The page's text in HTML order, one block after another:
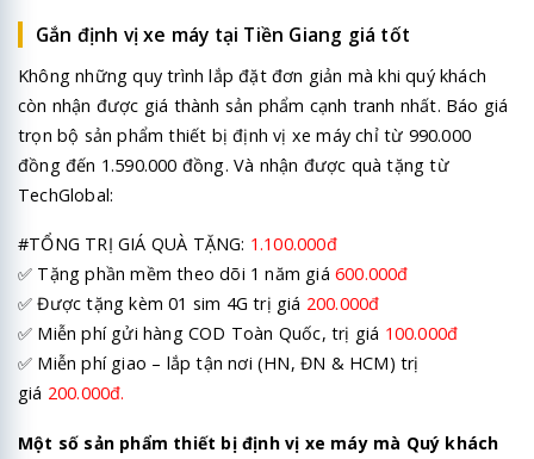
Gắn định vị xe máy tại Tiền Giang giá tốt
Không những quy trình lắp đặt đơn giản mà khi quý khách
còn nhận được giá thành sản phẩm cạnh tranh nhất. Báo giá
trọn bộ sản phẩm thiết bị định vị xe máy chỉ từ 990.000
đồng đến 1.590.000 đồng. Và nhận được quà tặng từ
TechGlobal:
#TỔNG TRỊ GIÁ QUÀ TẶNG: 1.100.000đ
✅ Tặng phần mềm theo dõi 1 năm giá 600.000đ
✅ Được tặng kèm 01 sim 4G trị giá 200.000đ
✅ Miễn phí gửi hàng COD Toàn Quốc, trị giá 100.000đ
✅ Miễn phí giao – lắp tận nơi (HN, ĐN & HCM) trị
giá 200.000đ.
Một số sản phẩm thiết bị định vị xe máy mà Quý khách